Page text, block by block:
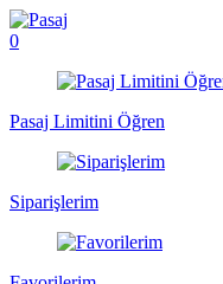
0
Pasaj Limitini Öğren
Siparişlerim